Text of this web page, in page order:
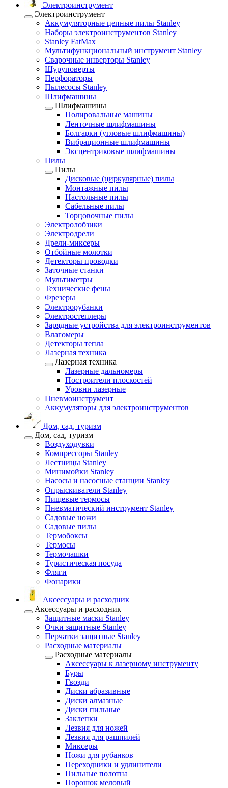
Электроинструмент
Электроинструмент
Аккумуляторные цепные пилы Stanley
Наборы электроинструментов Stanley
Stanley FatMax
Мультифункциональный инструмент Stanley
Сварочные инверторы Stanley
Шуруповерты
Перфораторы
Пылесосы Stanley
Шлифмашины
Шлифмашины
Полировальные машины
Ленточные шлифмашины
Болгарки (угловые шлифмашины)
Вибрационные шлифмашины
Эксцентриковые шлифмашины
Пилы
Пилы
Дисковые (циркулярные) пилы
Монтажные пилы
Настольные пилы
Сабельные пилы
Торцовочные пилы
Электролобзики
Электродрели
Дрели-миксеры
Отбойные молотки
Детекторы проводки
Заточные станки
Мультиметры
Технические фены
Фрезеры
Электрорубанки
Электростеплеры
Зарядные устройства для электроинструментов
Влагомеры
Детекторы тепла
Лазерная техника
Лазерная техника
Лазерные дальномеры
Построители плоскостей
Уровни лазерные
Пневмоинструмент
Аккумуляторы для электроинструментов
Дом, сад, туризм
Дом, сад, туризм
Воздуходувки
Компрессоры Stanley
Лестницы Stanley
Минимойки Stanley
Насосы и насосные станции Stanley
Опрыскиватели Stanley
Пищевые термосы
Пневматический инструмент Stanley
Садовые ножи
Садовые пилы
Термобоксы
Термосы
Термочашки
Туристическая посуда
Фляги
Фонарики
Аксессуары и расходник
Аксессуары и расходник
Защитные маски Stanley
Очки защитные Stanley
Перчатки защитные Stanley
Расходные материалы
Расходные материалы
Аксессуары к лазерному инструменту
Буры
Гвозди
Диски абразивные
Диски алмазные
Диски пильные
Заклепки
Лезвия для ножей
Лезвия для рашпилей
Миксеры
Ножи для рубанков
Переходники и удлинители
Пильные полотна
Порошок меловый